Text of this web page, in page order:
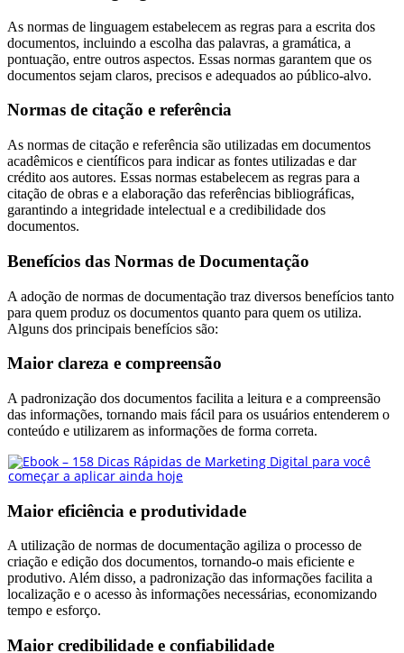
As normas de linguagem estabelecem as regras para a escrita dos
documentos, incluindo a escolha das palavras, a gramática, a
pontuação, entre outros aspectos. Essas normas garantem que os
documentos sejam claros, precisos e adequados ao público-alvo.
Normas de citação e referência
As normas de citação e referência são utilizadas em documentos
acadêmicos e científicos para indicar as fontes utilizadas e dar
crédito aos autores. Essas normas estabelecem as regras para a
citação de obras e a elaboração das referências bibliográficas,
garantindo a integridade intelectual e a credibilidade dos
documentos.
Benefícios das Normas de Documentação
A adoção de normas de documentação traz diversos benefícios tanto
para quem produz os documentos quanto para quem os utiliza.
Alguns dos principais benefícios são:
Maior clareza e compreensão
A padronização dos documentos facilita a leitura e a compreensão
das informações, tornando mais fácil para os usuários entenderem o
conteúdo e utilizarem as informações de forma correta.
Maior eficiência e produtividade
A utilização de normas de documentação agiliza o processo de
criação e edição dos documentos, tornando-o mais eficiente e
produtivo. Além disso, a padronização das informações facilita a
localização e o acesso às informações necessárias, economizando
tempo e esforço.
Maior credibilidade e confiabilidade